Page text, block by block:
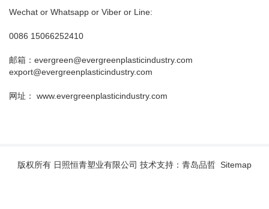
Wechat or Whatsapp or Viber or Line:
0086 15066252410
邮箱：evergreen@evergreenplasticindustry.com
export@evergreenplasticindustry.com
网址： www.evergreenplasticindustry.com
版权所有 日照恒青塑业有限公司 技术支持：青岛品哲 Sitemap